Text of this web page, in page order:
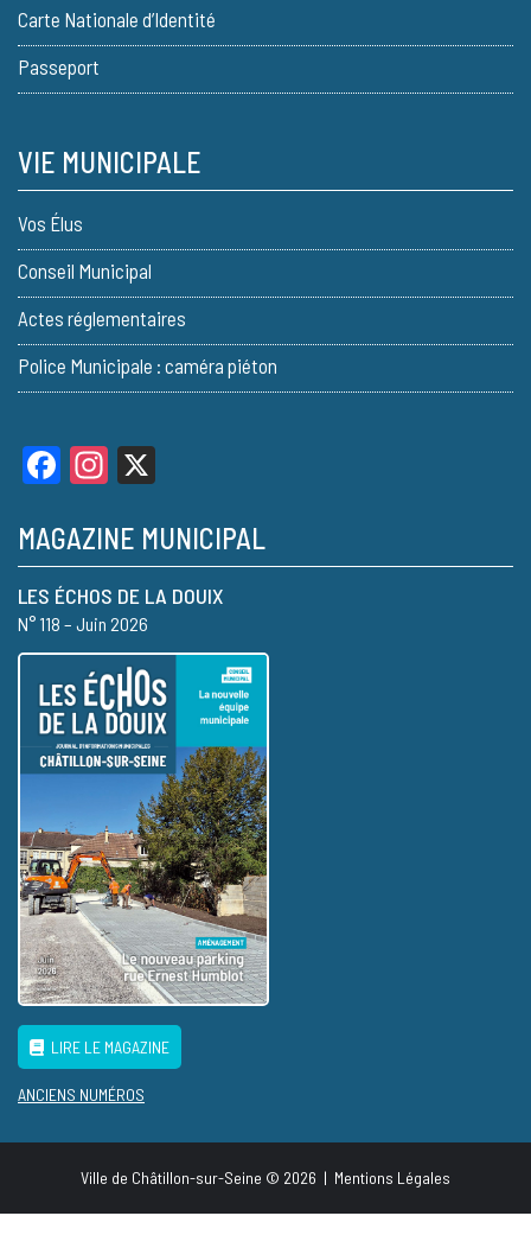
Carte Nationale d’Identité
Passeport
VIE MUNICIPALE
Vos Élus
Conseil Municipal
Actes réglementaires
Police Municipale : caméra piéton
FacebookInstagram
MAGAZINE MUNICIPAL
LES ÉCHOS DE LA DOUIX
N° 118 – Juin 2026
LIRE LE MAGAZINE
ANCIENS NUMÉROS
Ville de Châtillon-sur-Seine © 2026 | Mentions Légales